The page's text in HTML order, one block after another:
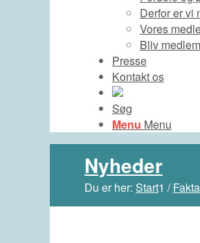
Derfor er vi
Vores
Bliv medlem
Presse
Kontakt os
Søg
Menu Menu
Nyheder
Du er her: Start1 / Fakta